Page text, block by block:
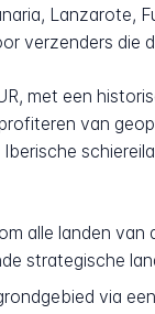
Lanzarote,
verzenders die
met een
van
alle landen
strategische
via